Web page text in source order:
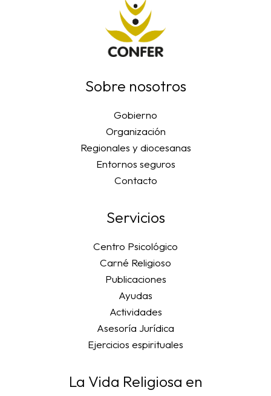
Sobre nosotros
Gobierno
Organización
Regionales y diocesanas
Entornos seguros
Contacto
Servicios
Centro Psicológico
Carné Religioso
Publicaciones
Ayudas
Actividades
Asesoría Jurídica
Ejercicios espirituales
La Vida Religiosa en